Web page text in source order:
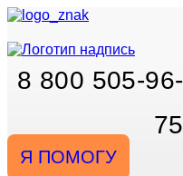
Перейти
содержимому
8 800 505-96-
75
Я ПОМОГУ